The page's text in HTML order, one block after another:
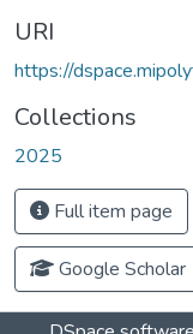
URI
https://
Collections
2025
Full item page
Google Scholar